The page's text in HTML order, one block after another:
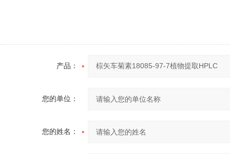
产品：
您的单位：
您的姓名：